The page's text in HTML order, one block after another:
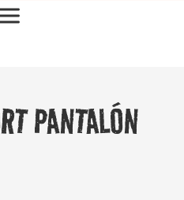
PANTALÓN